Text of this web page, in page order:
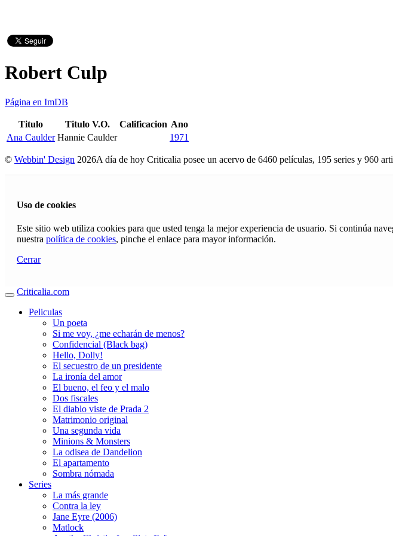
Robert Culp
Página en ImDB
Titulo Titulo V.O. Calificacion Ano
Ana Caulder Hannie Caulder 1971
© Webbin' Design 2026A día de hoy Criticalia posee un acervo de 6460 películas, 195 series y 960
Uso de cookies
Este sitio web utiliza cookies para que usted tenga la mejor experiencia de usuario. Si continúa
nuestra política de cookies, pinche el enlace para mayor información.
Cerrar
Criticalia.com
Peliculas
Un poeta
Si me voy, ¿me echarán de menos?
Confidencial (Black bag)
Hello, Dolly!
El secuestro de un presidente
La ironía del amor
El bueno, el feo y el malo
Dos fiscales
El diablo viste de Prada 2
Matrimonio original
Una segunda vida
Minions & Monsters
La odisea de Dandelion
El apartamento
Sombra nómada
Series
La más grande
Contra la ley
Jane Eyre (2006)
Matlock